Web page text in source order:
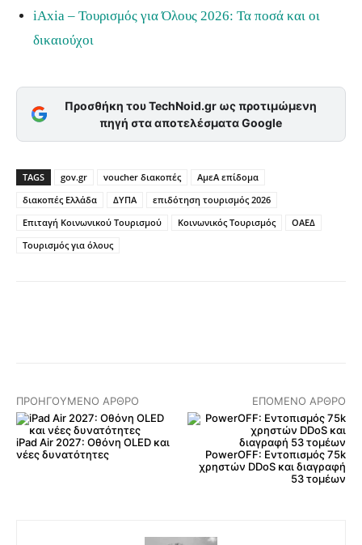
iAxia – Τουρισμός για Όλους 2026: Τα ποσά και οι
δικαιούχοι
Προσθήκη του TechNoid.gr ως προτιμώμενη
πηγή στα αποτελέσματα Google
TAGS gov.gr voucher διακοπές
ΑμεΑ επίδομα
διακοπές Ελλάδα
ΔΥΠΑ
επιδότηση τουρισμός 2026
Επιταγή Κοινωνικού Τουρισμού
Κοινωνικός Τουρισμός
ΟΑΕΔ
Τουρισμός για όλους
ΠΡΟΗΓΟΎΜΕΝΟ ΆΡΘΡΟ ΕΠΌΜΕΝΟ ΆΡΘΡΟ